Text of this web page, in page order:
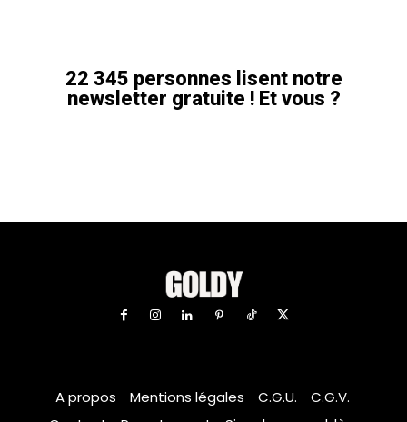
22 345 personnes lisent notre
newsletter gratuite ! Et vous ?
A propos Mentions légales C.G.U.
C.G.V.